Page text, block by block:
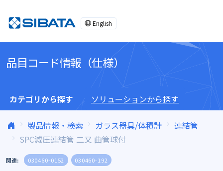
English
品目コード情報（仕様）
カテゴリから探す ソリューションから探す
製品情報・検索 ガラス器具/体積計
連結管
SPC減圧連結管 二又 曲管球付
関連: 030460-0152 030460-192